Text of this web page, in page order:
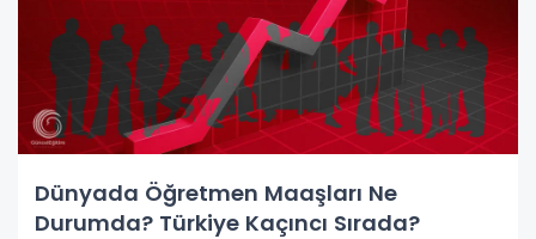
Dünyada Öğretmen Maaşları Ne
Durumda? Türkiye Kaçıncı Sırada?